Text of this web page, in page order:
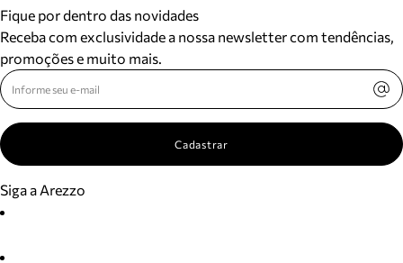
Fique por dentro das novidades
Receba com exclusividade a nossa newsletter com tendências,
promoções e muito mais.
Cadastrar
Siga a Arezzo